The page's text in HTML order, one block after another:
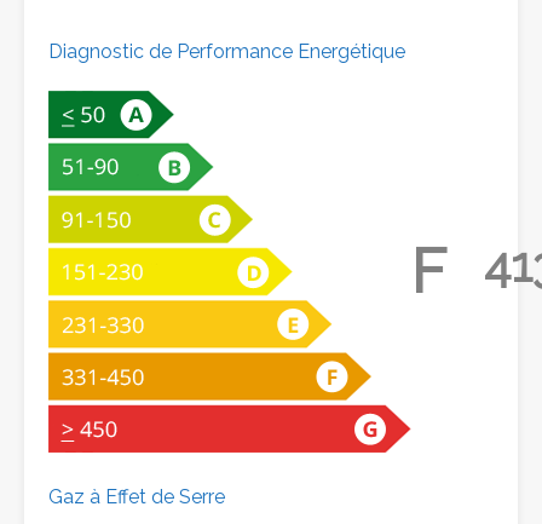
Diagnostic de Performance Energétique
F
Gaz à Effet de Serre